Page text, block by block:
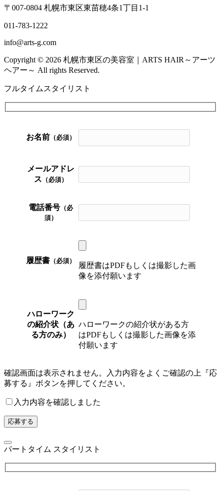
〒007-0804 札幌市東区東苗穂4条1丁目1-1
011-783-1222
info@arts-g.com
Copyright © 2026 札幌市東区の美容室｜ARTS HAIR～アーツ
ヘアー～ All rights Reserved.
フルタイムスタイリスト
お名前 （必須）
メールアドレ
ス （必須）
電話番号 （必
須）
履歴書 （必須）
履歴書はPDFもしくは撮影した画
像を添付願います
ハローワーク
の紹介状（あ
る方のみ）
ハローワークの紹介状がある方
はPDFもしくは撮影した画像を添
付願います
確認画面は表示されません。入力内容をよくご確認の上『応
募する』ボタンを押してください。
入力内容を確認しました
パートタイム スタイリスト